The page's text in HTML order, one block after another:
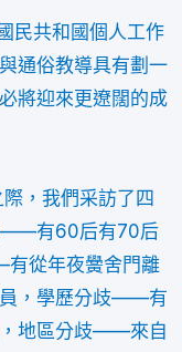
民共和國個人工作
通俗教導具有劃一
將迎來更遼闊的成
，我們采訪了四
——有60后有70后
從年夜黌舍門離
員，學歷分歧——有
，地區分歧——來自